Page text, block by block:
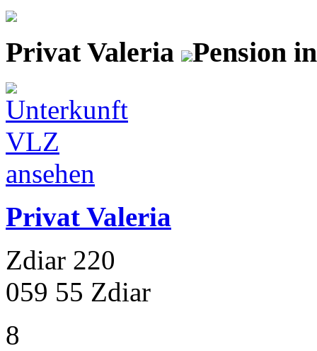
Privat Valeria Pension
Privat Valeria
Zdiar 220
059 55 Zdiar
8